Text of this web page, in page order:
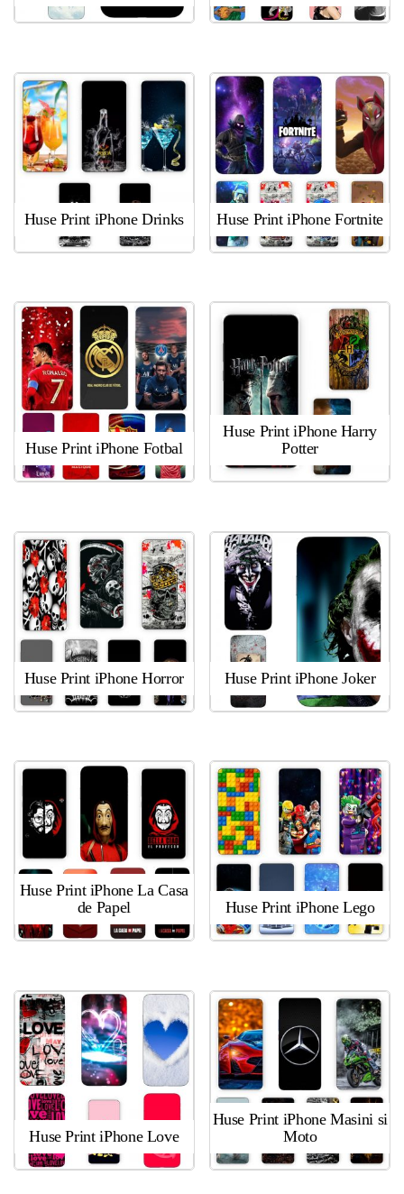
Huse Print iPhone Drinks Huse Print iPhone Fortnite
Huse Print iPhone Fotbal
Huse Print iPhone Harry
Potter
Huse Print iPhone Horror Huse Print iPhone Joker
Huse Print iPhone La Casa
de Papel
Huse Print iPhone Lego
Huse Print iPhone Love
Huse Print iPhone Masini si
Moto